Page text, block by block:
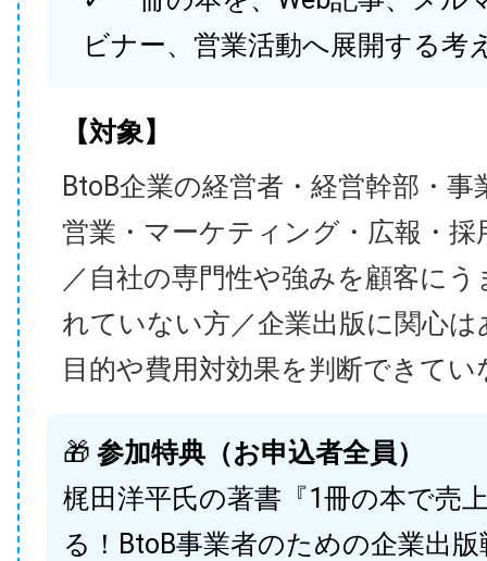
ビナー、営業活動へ展開する考
【対象】
BtoB企業の経営者・経営幹部・事
営業・マーケティング・広報・採
／自社の専門性や強みを顧客に
れていない方／企業出版に関心
目的や費用対効果を判断できてい
🎁 参加特典（お申込者全員）
梶田洋平氏の著書『1冊の本で売
る！BtoB事業者のための企業出